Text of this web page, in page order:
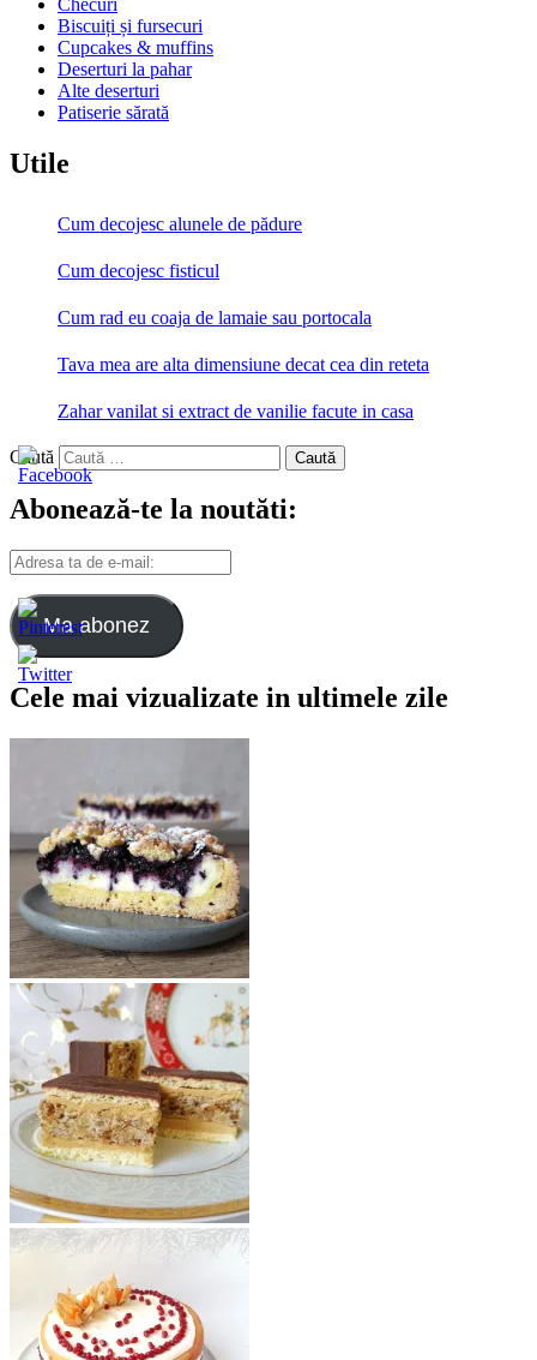
Biscuiți și fursecuri
Cupcakes & muffins
Deserturi la pahar
Alte deserturi
Patiserie sărată
Utile
Cum decojesc alunele de pădure
Cum decojesc fisticul
Cum rad eu coaja de lamaie sau portocala
Tava mea are alta dimensiune decat cea din reteta
Zahar vanilat si extract de vanilie facute in casa
Caută
Abonează-te la noutăti:
Adresa
ta
de
e-
mail:
Ma abonez
Cele mai vizualizate in ultimele zile